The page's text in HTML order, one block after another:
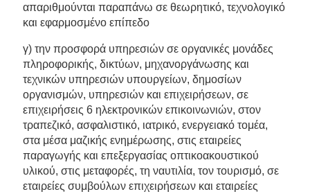
απαριθμούνται παραπάνω σε θεωρητικό, τεχνολογικό
και εφαρμοσμένο επίπεδο
γ) την προσφορά υπηρεσιών σε οργανικές μονάδες
πληροφορικής, δικτύων, μηχανοργάνωσης και
τεχνικών υπηρεσιών υπουργείων, δημοσίων
οργανισμών, υπηρεσιών και επιχειρήσεων, σε
επιχειρήσεις 6 ηλεκτρονικών επικοινωνιών, στον
τραπεζικό, ασφαλιστικό, ιατρικό, ενεργειακό τομέα,
στα μέσα μαζικής ενημέρωσης, στις εταιρείες
παραγωγής και επεξεργασίας οπτικοακουστικού
υλικού, στις μεταφορές, τη ναυτιλία, τον τουρισμό, σε
εταιρείες συμβούλων επιχειρήσεων και εταιρείες